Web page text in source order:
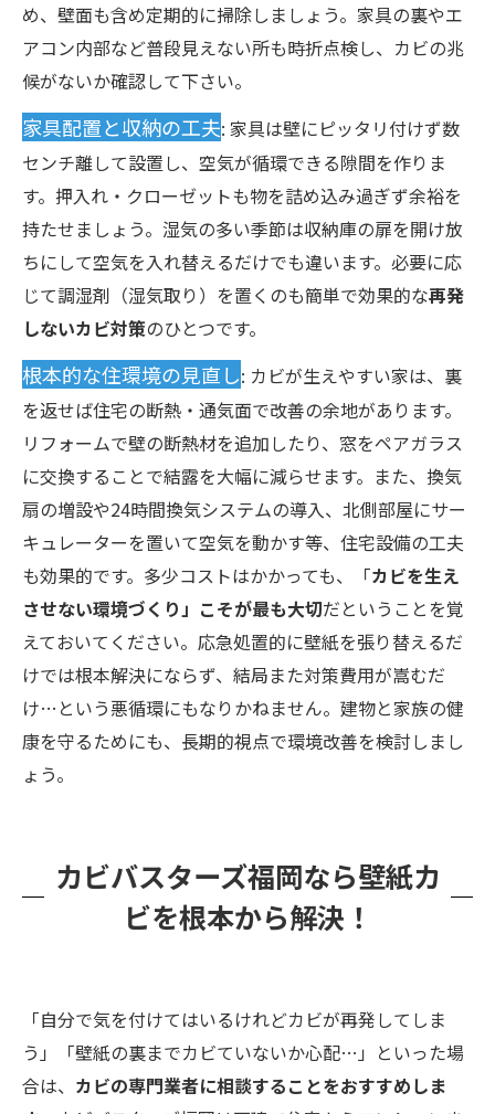
め、壁面も含め定期的に掃除しましょう。家具の裏やエ
アコン内部など普段見えない所も時折点検し、カビの兆
候がないか確認して下さい。
家具配置と収納の工夫: 家具は壁にピッタリ付けず数
センチ離して設置し、空気が循環できる隙間を作りま
す。押入れ・クローゼットも物を詰め込み過ぎず余裕を
持たせましょう。湿気の多い季節は収納庫の扉を開け放
ちにして空気を入れ替えるだけでも違います。必要に応
じて調湿剤（湿気取り）を置くのも簡単で効果的な再発
しないカビ対策のひとつです。
根本的な住環境の見直し: カビが生えやすい家は、裏
を返せば住宅の断熱・通気面で改善の余地があります。
リフォームで壁の断熱材を追加したり、窓をペアガラス
に交換することで結露を大幅に減らせます。また、換気
扇の増設や24時間換気システムの導入、北側部屋にサー
キュレーターを置いて空気を動かす等、住宅設備の工夫
も効果的です。多少コストはかかっても、「カビを生え
させない環境づくり」こそが最も大切だということを覚
えておいてください。応急処置的に壁紙を張り替えるだ
けでは根本解決にならず、結局また対策費用が嵩むだ
け…という悪循環にもなりかねません。建物と家族の健
康を守るためにも、長期的視点で環境改善を検討しまし
ょう。
カビバスターズ福岡なら壁紙カ
ビを根本から解決！
「自分で気を付けてはいるけれどカビが再発してしま
う」「壁紙の裏までカビていないか心配…」といった場
合は、 カビの専門業者に相談することをおすすめしま